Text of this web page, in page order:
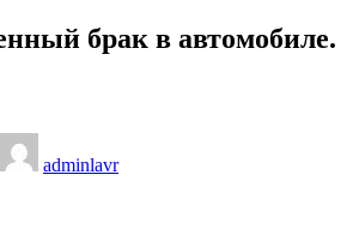
брак в автомобиле.
adminlavr